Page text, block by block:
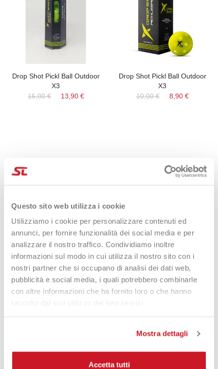
Questo sito web utilizza i cookie
Utilizziamo i cookie per personalizzare contenuti ed
annunci, per fornire funzionalità dei social media e per
analizzare il nostro traffico. Condividiamo inoltre
informazioni sul modo in cui utilizza il nostro sito con i
nostri partner che si occupano di analisi dei dati web,
pubblicità e social media, i quali potrebbero combinarle
con altre informazioni che ha fornito loro o che hanno
raccolto dal suo utilizzo dei loro servizi.
Mostra dettagli
Accetta tutti
Drop Shot Pickl Ball Outdoor
X3
16,00 €
13,90 €
Drop Shot Pickl Ball Outdoor
X3
10,00 €
8,90 €
Heroe's Pickleball Palline X3 26
Fori
9,50 €
Heroe's Pickleball Palline X3
9,50 €